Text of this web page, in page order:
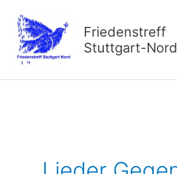
Inhalt
springen
Friedenstreff
Stuttgart-Nord